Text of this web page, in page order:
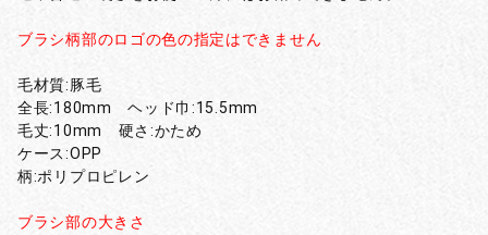
ブラシ柄部のロゴの色の指定はできません
毛材質:豚毛
全長:180mm ヘッド巾:15.5mm
毛丈:10mm 硬さ:かため
ケース:OPP
柄:ポリプロピレン
ブラシ部の大きさ